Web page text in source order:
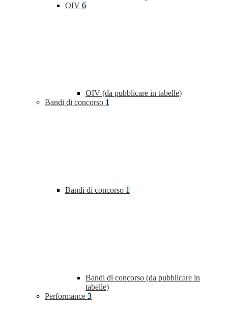
OIV 6
OIV (da pubblicare in tabelle)
Bandi di concorso 1
Bandi di concorso 1
Bandi di concorso (da pubblicare in
tabelle)
Performance 3